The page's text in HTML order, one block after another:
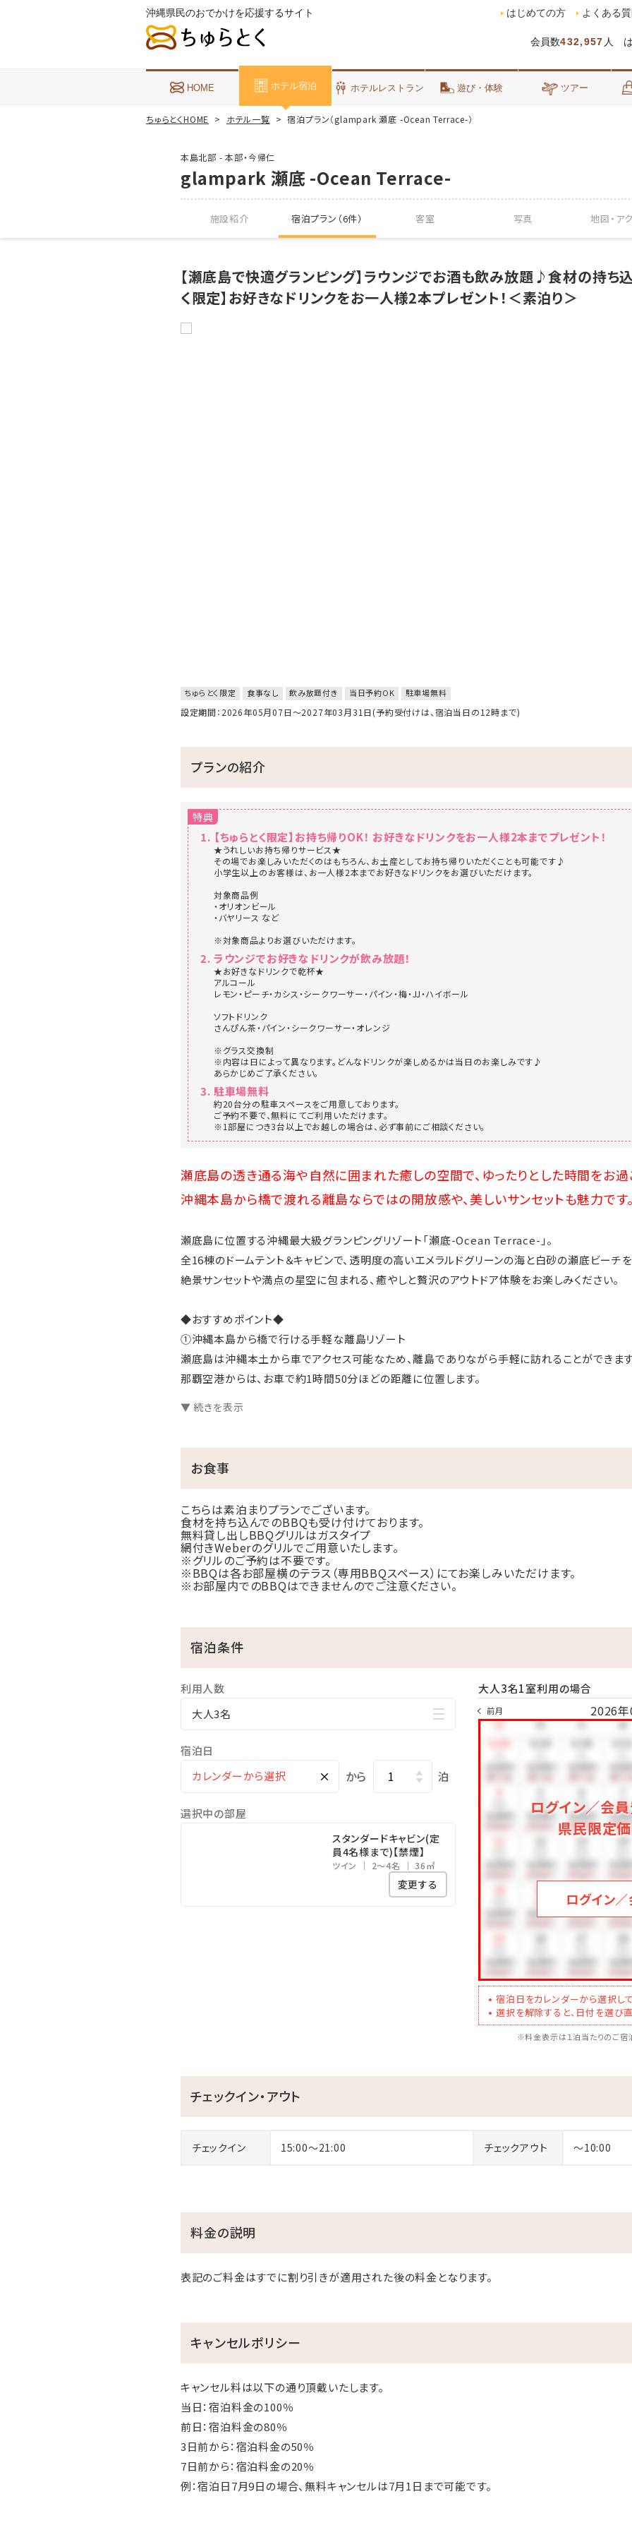
沖縄県民のおでかけを応援するサイト
会員数432,957 人 は
はじめての方 よくある
HOME ホテル宿泊 ホテルレストラン 遊び・体験 ツアー
ちゅらとくHOME ホテル一覧 宿泊プラン（glampark 瀬底 -Ocean Terrace-）
本島北部 - 本部・今帰仁
glampark 瀬底 -Ocean Terrace-
施設紹介 宿泊プラン（6件） 客室 写真 地図・ ア
【瀬底島で快適グランピング】ラウンジでお酒も飲み放題♪食材の持ち
く限定】お好きなドリンクをお一人様2本プレゼント！＜素泊り＞
ちゅらとく限定 食事なし 飲み放題付き 当日予約OK 駐車場無料
設定期間：2026年05月07日～2027年03月31日(予約受付けは、宿泊当日の12時まで)
プランの紹介
特典
【ちゅらとく限定】お持ち帰りOK！ お好きなドリンクをお一人様2本までプレゼント！
★うれしいお持ち帰りサービス★
その場でお楽しみいただくのはもちろん、お土産としてお持ち帰りいただくことも可能です♪
小学生以上のお客様は、お一人様2本までお好きなドリンクをお選びいただけます。
対象商品例
・オリオンビール
・バヤリース など
※対象商品よりお選びいただけます。
ラウンジでお好きなドリンクが飲み放題！
★お好きなドリンクで乾杯★
アルコール
レモン・ピーチ・カシス・シークワーサー・パイン・梅・JJ・ハイボール
ソフトドリンク
さんぴん茶・パイン・シークワーサー・オレンジ
※グラス交換制
※内容は日によって異なります。どんなドリンクが楽しめるかは当日のお楽しみです♪
あらかじめご了承ください。
駐車場無料
約20台分の駐車スペースをご用意しております。
ご予約不要で、無料にてご利用いただけます。
※1部屋につき3台以上でお越しの場合は、必ず事前にご相談ください。
瀬底島の透き通る海や自然に囲まれた癒しの空間で、ゆったりとした時間をお過
沖縄本島から橋で渡れる離島ならではの開放感や、美しいサンセットも魅力です。
瀬底島に位置する沖縄最大級グランピングリゾート「瀬底-Ocean Terrace-」。
全16棟のドームテント＆キャビンで、透明度の高いエメラルドグリーンの海と白砂の瀬底ビーチを
絶景サンセットや満点の星空に包まれる、癒やしと贅沢のアウトドア体験をお楽しみください。
◆おすすめポイント◆
①沖縄本島から橋で行ける手軽な離島リゾート
瀬底島は沖縄本土から車でアクセス可能なため、離島でありながら手軽に訪れることができます
那覇空港からは、お車で約1時間50分ほどの距離に位置します。
周辺の海は透明度の高いエメラルドグリーン色で、浅瀬なら肉眼でも底が透けて見えるほど。
白い砂浜、シュノーケリングに最適な美しい海中景観、水平線に沈むサンセット、満点の星空と
力です。
④贅沢なアウトドア体験とプライベートテラス
都会の喧騒を離れた場所で、心安らぐ時間をごゆっくりお過ごしいただけます。
▼ 続きを表示
お食事
こちらは素泊まりプランでございます。
食材を持ち込んでのBBQも受け付けております。
無料貸し出しBBQグリルはガスタイプ
網付きWeberのグリルでご用意いたします。
※グリルのご予約は不要です。
※BBQは各お部屋横のテラス（専用BBQスペース）にてお楽しみいただけます。
※お部屋内でのBBQはできませんのでご注意ください。
宿泊条件
利用人数
大人3名
宿泊日
× から 泊
選択中の部屋
スタンダードキャビン(定
員4名様まで)【禁煙】
ツイン 2～4名 36㎡
変更する
大人3名1室利用の場合
前月 2026
ログイン／会員
県民限定
ログイン
宿泊日をカレンダーから選択し
選択を解除すると、日付を選び直
※料金表示は１泊当たりのご宿
チェックイン・アウト
チェックイン 15:00～21:00 チェックアウト ～10:00
料金の説明
表記のご料金はすでに割り引きが適用された後の料金となります。
キャンセルポリシー
キャンセル料は以下の通り頂戴いたします。
当日：宿泊料金の100％
前日：宿泊料金の80％
3日前から：宿泊料金の50％
7日前から：宿泊料金の20％
例：宿泊日7月9日の場合、無料キャンセルは7月1日まで可能です。